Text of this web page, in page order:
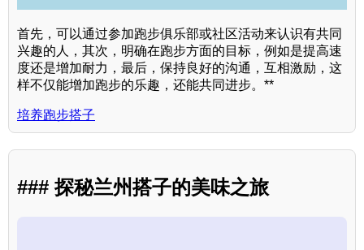
首先，可以通过参加跑步俱乐部或社区活动来认识有共同
兴趣的人，其次，明确在跑步方面的目标，例如是提高速
度还是增加耐力，最后，保持良好的沟通，互相激励，这
样不仅能增加跑步的乐趣，还能共同进步。**
培养跑步搭子
### 探秘兰州搭子的美味之旅